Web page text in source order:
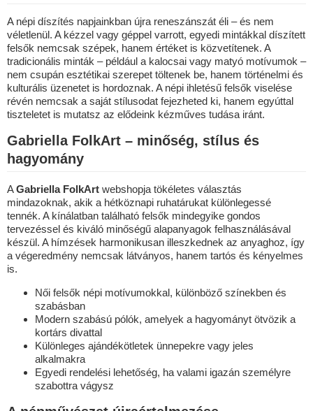
A népi díszítés napjainkban újra reneszánszát éli – és nem
véletlenül. A kézzel vagy géppel varrott, egyedi mintákkal díszített
felsők nemcsak szépek, hanem értéket is közvetítenek. A
tradicionális minták – például a kalocsai vagy matyó motívumok –
nem csupán esztétikai szerepet töltenek be, hanem történelmi és
kulturális üzenetet is hordoznak. A népi ihletésű felsők viselése
révén nemcsak a saját stílusodat fejezheted ki, hanem egyúttal
tiszteletet is mutatsz az elődeink kézműves tudása iránt.
Gabriella FolkArt – minőség, stílus és
hagyomány
AGabriella FolkArt webshopja tökéletes választás
mindazoknak, akik a hétköznapi ruhatárukat különlegessé
tennék. A kínálatban található felsők mindegyike gondos
tervezéssel és kiváló minőségű alapanyagok felhasználásával
készül. A hímzések harmonikusan illeszkednek az anyaghoz, így
a végeredmény nemcsak látványos, hanem tartós és kényelmes
is.
Női felsők népi motívumokkal, különböző színekben és
szabásban
Modern szabású pólók, amelyek a hagyományt ötvözik a
kortárs divattal
Különleges ajándékötletek ünnepekre vagy jeles
alkalmakra
Egyedi rendelési lehetőség, ha valami igazán személyre
szabottra vágysz